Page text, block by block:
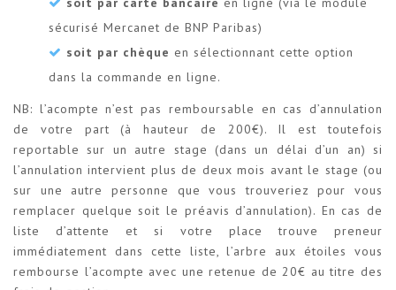
sécurisé Mercanet de BNP Paribas)
soit par chèque en sélectionnant cette option
dans la commande en ligne.
NB: l’acompte n’est pas remboursable en cas d’annulation
de votre part (à hauteur de 200€). Il est toutefois
reportable sur un autre stage (dans un délai d’un an) si
l’annulation intervient plus de deux mois avant le stage (ou
sur une autre personne que vous trouveriez pour vous
remplacer quelque soit le préavis d’annulation). En cas de
liste d’attente et si votre place trouve preneur
immédiatement dans cette liste, l’arbre aux étoiles vous
rembourse l’acompte avec une retenue de 20€ au titre des